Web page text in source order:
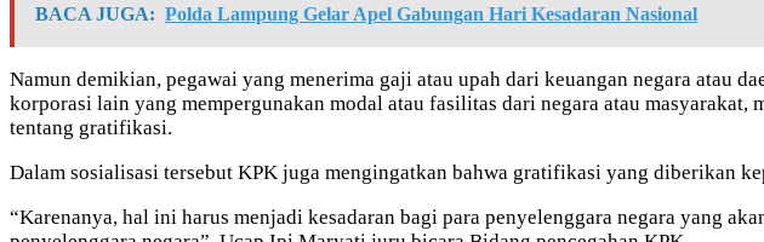
BACA JUGA: Polda Lampung Gelar Apel Gabungan Hari Kesadaran Nasional
Namun demikian, pegawai yang menerima gaji atau upah dari keuangan negara atau
korporasi lain yang mempergunakan modal atau fasilitas dari negara atau
tentang gratifikasi.
Dalam sosialisasi tersebut KPK juga mengingatkan bahwa gratifikasi yang diberikan
“Karenanya, hal ini harus menjadi kesadaran bagi para penyelenggara negara yang